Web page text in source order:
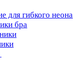
для гибкого неона
бра